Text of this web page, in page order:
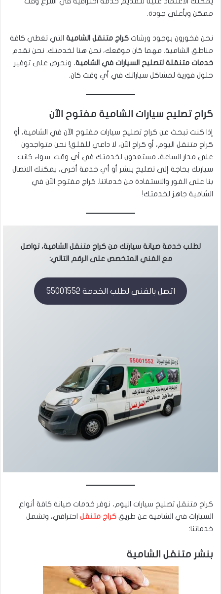
ممكن وبأعلى جودة.
نحن فخورون بوجود ورشات كراج متنقل الشامية التي تغطي كافة
مناطق الشامية. مهما كان موقعك، نحن هنا لخدمتك. نحن نقدم
خدمات متنقلة لتصليح السيارات في الشامية، ونحرص على توفير
حلول فورية لمشاكل سياراتك في أي وقت كان.
كراج تصليح سيارات الشامية مفتوح الآن
إذا كنت تبحث عن كراج تصليح سيارات مفتوح الآن في الشامية، أو
كراج متنقل اليوم، أو كراج الآن، لا داعي للقلق! نحن متواجدون
على مدار الساعة، مستعدون لخدمتك في أي وقت. سواء كانت
سيارتك بحاجة إلى تصليح بنشر أو أي خدمة أخرى، يمكنك الاتصال
بنا على الفور والاستفادة من خدماتنا. كراج مفتوح الآن في
الشامية جاهز لخدمتك!
لطلب خدمة صيانة سيارتك من كراج متنقل الشامية، تواصل
مع الفني المتخصص على الرقم التالي:
اتصل بالفني لطلب الخدمة 55001552
كراج متنقل تصليح سيارات اليوم، نوفر خدمات صيانة كافة أنواع
السيارات في الشامية عن طريق كراج متنقل احترافي، وتشمل
خدماتنا:
بنشر متنقل الشامية